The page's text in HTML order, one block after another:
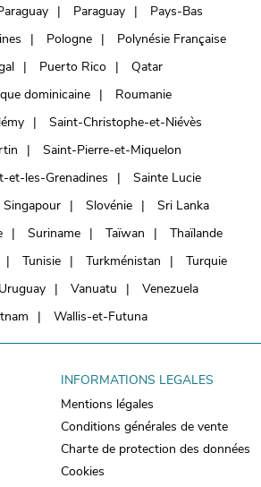
Paraguay
Pays-Bas
Pologne
Polynésie Française
Puerto Rico
Qatar
dominicaine
Roumanie
Saint-Christophe-et-Niévès
Saint-Pierre-et-Miquelon
et-les-Grenadines
Sainte Lucie
Singapour Slovénie
Sri Lanka
Suriname Taïwan
Thaïlande
Tunisie Turkménistan
Turquie
Uruguay Vanuatu
Venezuela
Wallis-et-Futuna
INFORMATIONS LEGALES
Mentions légales
Conditions générales de vente
Charte de protection des données
Cookies